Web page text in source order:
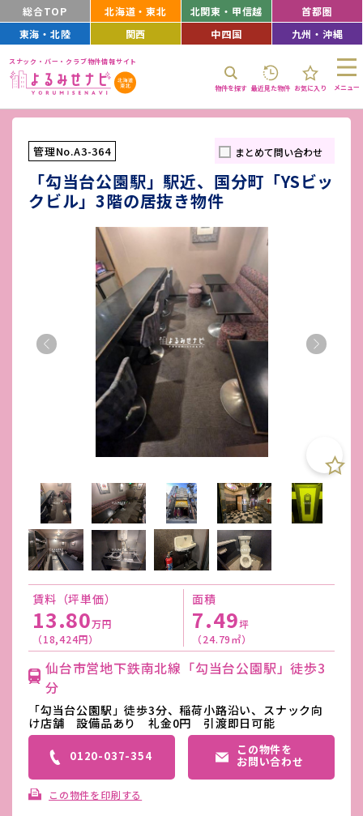
総合TOP 北海道・東北 北関東・甲信越
首都圏
東海・北陸
関西 中四国 九州・沖縄
スナック・バー・クラブ物件情報サイト
物件を探す 最近見た物件 お気に入り メニュー
管理No.A3-364 まとめて問い合わせ
「勾当台公園駅」駅近、国分町「YSビッ
クビル」3階の居抜き物件
賃料（坪単価）
13.80万円
（18,424円）
面積
7.49坪
（24.79㎡）
仙台市営地下鉄南北線「勾当台公園駅」徒歩3
分
「勾当台公園駅」徒歩3分、稲荷小路沿い、スナック向
け店舗 設備品あり 礼金0円 引渡即日可能
0120-037-354 この物件を
お問い合わせ
この物件を印刷する